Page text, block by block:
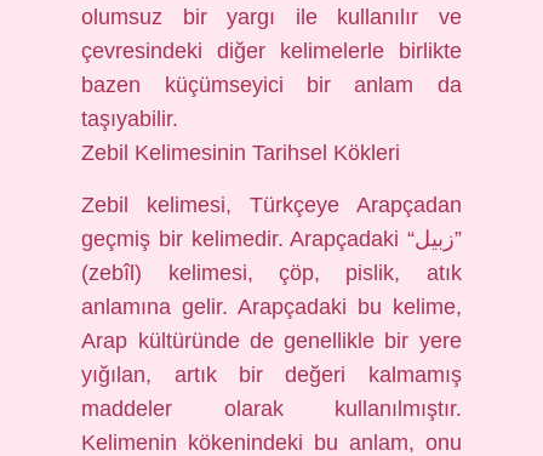
olumsuz bir yargı ile kullanılır ve
çevresindeki diğer kelimelerle birlikte
bazen küçümseyici bir anlam da
taşıyabilir.
Zebil Kelimesinin Tarihsel Kökleri
Zebil kelimesi, Türkçeye Arapçadan
geçmiş bir kelimedir. Arapçadaki “زبيل”
(zebîl) kelimesi, çöp, pislik, atık
anlamına gelir. Arapçadaki bu kelime,
Arap kültüründe de genellikle bir yere
yığılan, artık bir değeri kalmamış
maddeler olarak kullanılmıştır.
Kelimenin kökenindeki bu anlam, onu